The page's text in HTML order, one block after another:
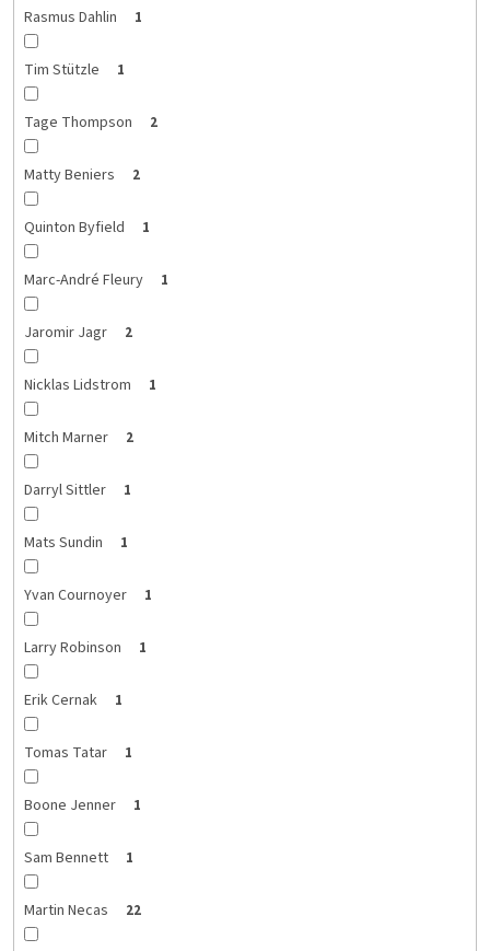
Rasmus Dahlin 1
Tim Stützle 1
Tage Thompson 2
Matty Beniers 2
Quinton Byfield 1
Marc-André Fleury 1
Jaromir Jagr 2
Nicklas Lidstrom 1
Mitch Marner 2
Darryl Sittler 1
Mats Sundin 1
Yvan Cournoyer 1
Larry Robinson 1
Erik Cernak 1
Tomas Tatar 1
Boone Jenner 1
Sam Bennett 1
Martin Necas 22